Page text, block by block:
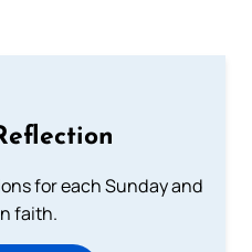
for each Sunday and
faith.